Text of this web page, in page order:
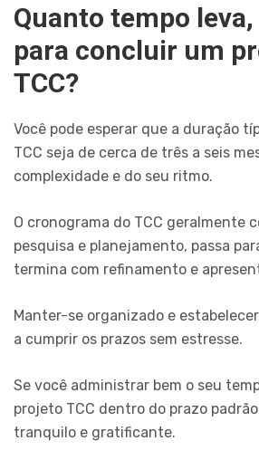
Quanto tempo
para concluir um
TCC?
Você pode esperar que a duração
TCC seja de cerca de três a seis
complexidade e do seu ritmo.
O cronograma do TCC geralmente
pesquisa e planejamento, passa
termina com refinamento e
Manter-se organizado e
a cumprir os prazos sem estresse.
Se você administrar bem o seu
projeto TCC dentro do prazo
tranquilo e gratificante.